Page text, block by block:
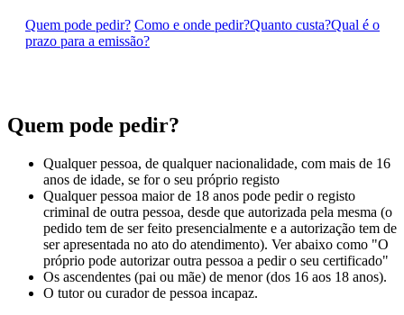
Quem pode pedir? Como e onde pedir?Quanto custa?Qual é o
prazo para a emissão?
Quem pode pedir?
Qualquer pessoa, de qualquer nacionalidade, com mais de 16
anos de idade, se for o seu próprio registo
Qualquer pessoa maior de 18 anos pode pedir o registo
criminal de outra pessoa, desde que autorizada pela mesma (o
pedido tem de ser feito presencialmente e a autorização tem de
ser apresentada no ato do atendimento). Ver abaixo como "O
próprio pode autorizar outra pessoa a pedir o seu certificado"
Os ascendentes (pai ou mãe) de menor (dos 16 aos 18 anos).
O tutor ou curador de pessoa incapaz.